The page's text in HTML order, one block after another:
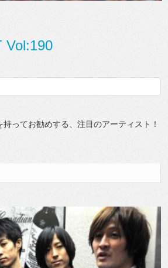
Vol:190
ってお勧めする、注目のアーティスト！